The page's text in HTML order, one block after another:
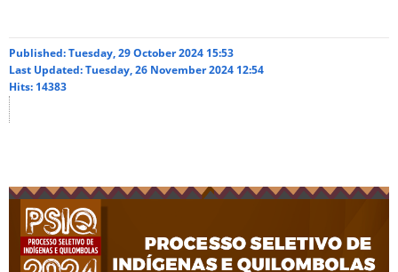
Published: Tuesday, 29 October 2024 15:53
Last Updated: Tuesday, 26 November 2024 12:54
Hits: 14383